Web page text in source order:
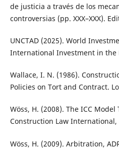
de justicia a través de los
controversias (pp. XXX–XXX).
UNCTAD (2025). World
International Investment in the
Wallace, I. N. (1986).
Policies on Tort and Contract.
Wöss, H. (2008). The ICC
Construction Law International,
Wöss, H. (2009). Arbitration,